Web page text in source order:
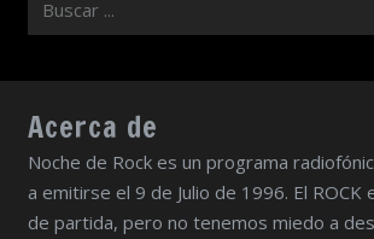
Acerca de
Noche de Rock es un programa
a emitirse el 9 de Julio de 1996. El
de partida, pero no tenemos miedo a